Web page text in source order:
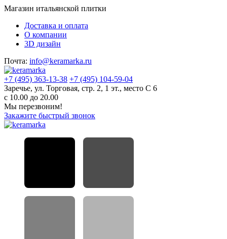
Магазин итальянской плитки
Доставка и оплата
О компании
3D дизайн
Почта: info@keramarka.ru
+7 (495) 363-13-38 +7 (495) 104-59-04
Заречье, ул. Торговая, стр. 2, 1 эт., место С 6
с 10.00 до 20.00
Мы перезвоним!
Закажите быстрый звонок